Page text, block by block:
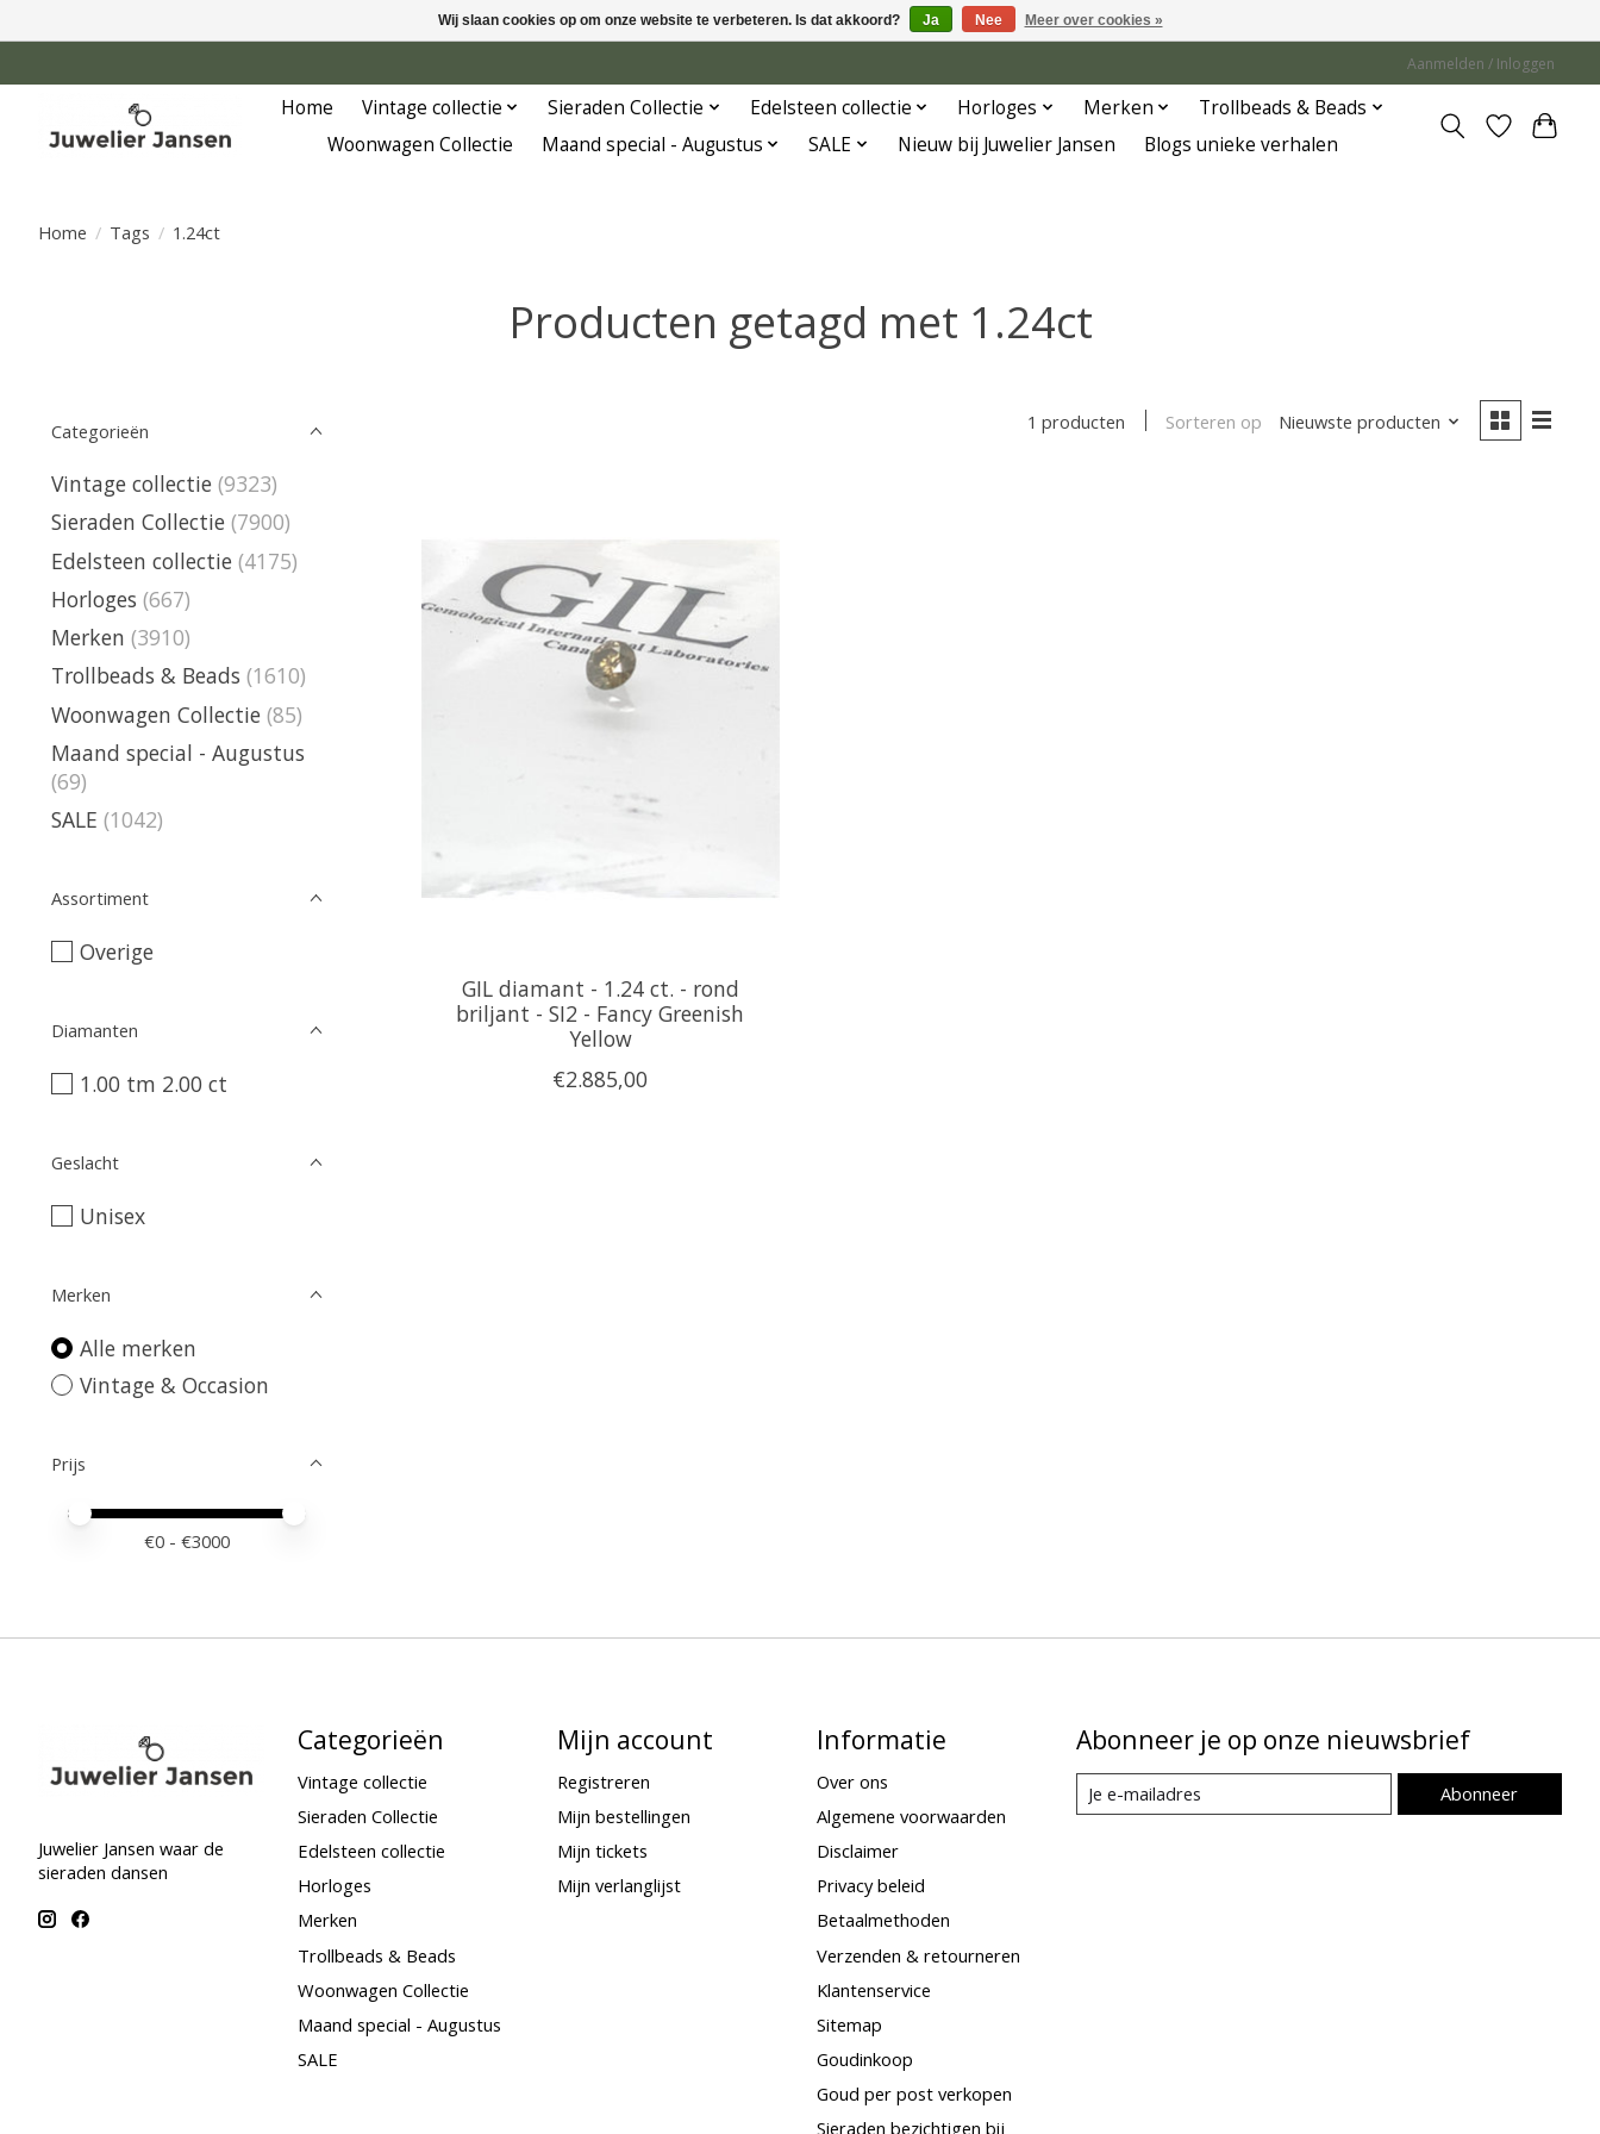
Aanmelden / Inloggen
Home Vintage collectie Sieraden Collectie Edelsteen collectie Horloges Merken
Trollbeads & Beads
Woonwagen Collectie
Maand special - Augustus SALE Nieuw bij Juwelier Jansen Blogs unieke verhalen
Home / Tags / 1.24ct
Producten getagd met 1.24ct
Categorieën
Vintage collectie (9323)
Sieraden Collectie (7900)
Edelsteen collectie (4175)
Horloges (667)
Merken (3910)
Trollbeads & Beads (1610)
Woonwagen Collectie (85)
Maand special - Augustus
(69)
SALE (1042)
Assortiment
Overige
Diamanten
1.00 tm 2.00 ct
Geslacht
Unisex
Merken
Alle merken
Vintage & Occasion
Prijs
Minimale prijswaarde
Price maximum value
€0 - €3000
1 producten Sorteren op Nieuwste producten
GIL diamant - 1.24 ct. - rond
briljant - SI2 - Fancy Greenish
Yellow
€2.885,00
Juwelier Jansen waar de
sieraden dansen
Categorieën
Vintage collectie
Sieraden Collectie
Edelsteen collectie
Horloges
Merken
Trollbeads & Beads
Woonwagen Collectie
Maand special - Augustus
SALE
Mijn account
Registreren
Mijn bestellingen
Mijn tickets
Mijn verlanglijst
Informatie
Over ons
Algemene voorwaarden
Disclaimer
Privacy beleid
Betaalmethoden
Verzenden & retourneren
Klantenservice
Sitemap
Goudinkoop
Goud per post verkopen
Sieraden bezichtigen bij
Abonneer je op onze nieuwsbrief
Abonneer
Wij slaan cookies op om onze website te verbeteren. Is dat akkoord? Ja Nee Meer over cookies »